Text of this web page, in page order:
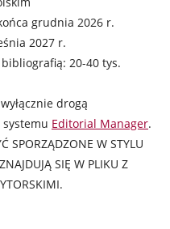
grudnia 2026 r.
2027 r.
20-40 tys.
drogą
Editorial Manager.
SPORZĄDZONE W STYLU
SIĘ W PLIKU Z